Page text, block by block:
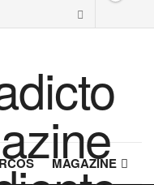
MAGAZINE